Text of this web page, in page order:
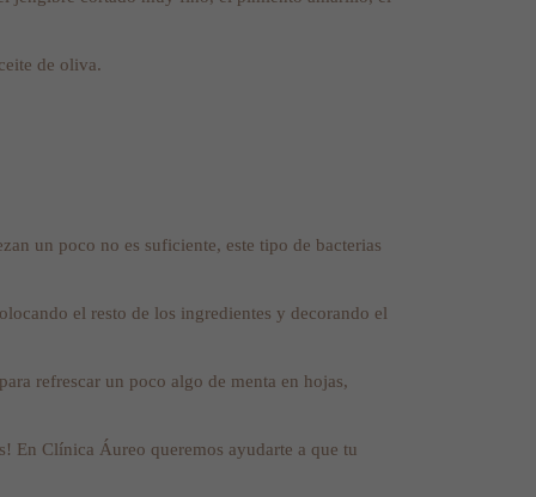
de oliva.
un poco no es suficiente, este tipo de bacterias
el resto de los ingredientes y decorando el
refrescar un poco algo de menta en hojas,
En Clínica Áureo queremos ayudarte a que tu